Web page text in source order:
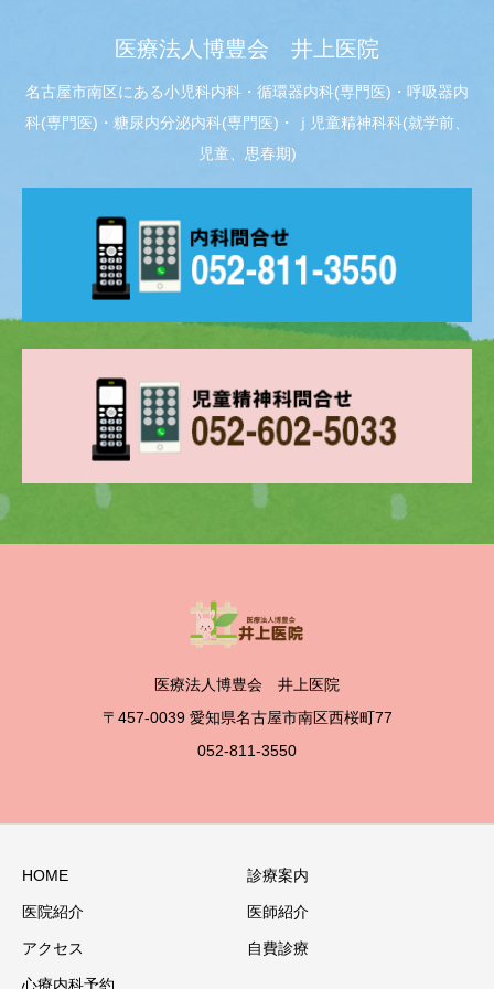
医療法人博豊会 井上医院
名古屋市南区にある小児科内科・循環器内科(専門医)・呼吸器内
科(専門医)・糖尿内分泌内科(専門医)・ｊ児童精神科科(就学前、
児童、思春期)
医療法人博豊会 井上医院
〒457-0039 愛知県名古屋市南区西桜町77
052-811-3550
HOME 診療案内
医院紹介 医師紹介
アクセス 自費診療
心療内科予約